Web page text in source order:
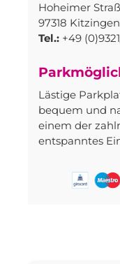
Hoheimer
97318 Kitzingen
Tel.: +49
Lästige
bequem und
einem der
entspanntes